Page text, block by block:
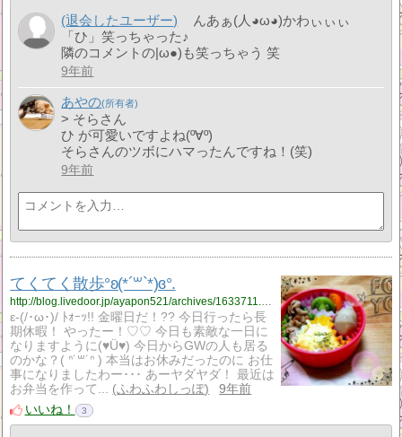
(退会したユーザー)
んあぁ(人◕ω◕)かわぃぃぃ
「ひ」笑っちゃった♪
隣のコメントの|ω●)も笑っちゃう 笑
9年前
あやの
> そらさん
ひ が可愛いですよね(º∀º)
そらさんのツボにハマったんですね！(笑)
9年前
てくてく散歩°ʚ(*´꒳`*)ɞ°.
http://blog.livedoor.jp/ayapon521/archives/1633711.html
ε-(/･ω･)/ ﾄｫｰｯ!! 金曜日だ！?? 今日行ったら長
期休暇！ やったー！♡♡ 今日も素敵な一日に
なりますように(♥Ü♥) 今日からGWの人も居る
のかな？( ᐢ˙꒳​˙ᐢ ) 本当はお休みだったのに お仕
事になりましたわー･･･ あーヤダヤダ！ 最近は
お弁当を作って...
ふわふわしっぽ
9年前
いいね！
3